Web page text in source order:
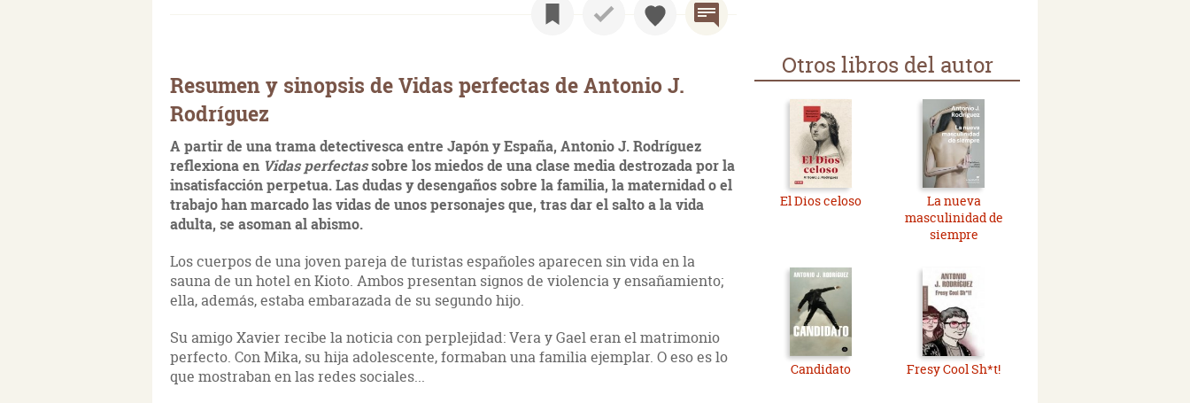
Resumen y sinopsis de Vidas perfectas de Antonio J.
Rodríguez
A partir de una trama detectivesca entre Japón y España, Antonio J. Rodríguez
reflexiona en Vidas perfectassobre los miedos de una clase media destrozada por la
insatisfacción perpetua. Las dudas y desengaños sobre la familia, la maternidad o el
trabajo han marcado las vidas de unos personajes que, tras dar el salto a la vida
adulta, se asoman al abismo.
Los cuerpos de una joven pareja de turistas españoles aparecen sin vida en la
sauna de un hotel en Kioto. Ambos presentan signos de violencia y ensañamiento;
ella, además, estaba embarazada de su segundo hijo.
Su amigo Xavier recibe la noticia con perplejidad: Vera y Gael eran el matrimonio
perfecto. Con Mika, su hija adolescente, formaban una familia ejemplar. O eso es lo
que mostraban en las redes sociales...
Otros libros del autor
El Dios celoso
La nueva
masculinidad de
siempre
Candidato Fresy Cool Sh*t!